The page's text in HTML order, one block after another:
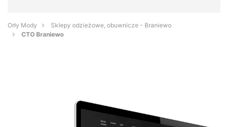
Orły Mody
Sklepy odzieżowe, obuwnicze - Braniewo
CTO Braniewo